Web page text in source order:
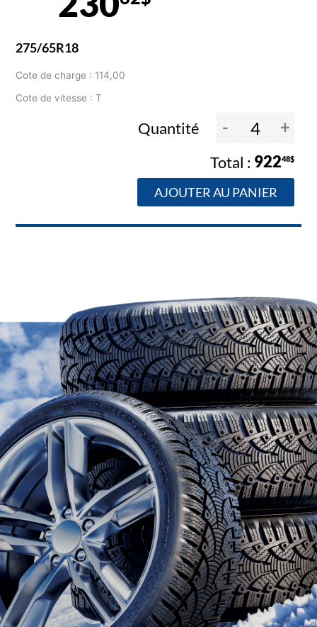
275/65R18
Cote de charge : 114,00
Cote de vitesse : T
Quantité - +
92248$
AJOUTER AU PANIER